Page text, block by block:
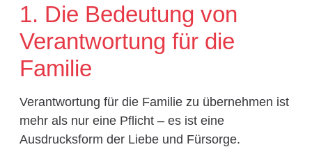
1. Die Bedeutung von
Verantwortung für die
Familie
Verantwortung für die Familie zu übernehmen ist
mehr als nur eine Pflicht – es ist eine
Ausdrucksform der Liebe und Fürsorge.